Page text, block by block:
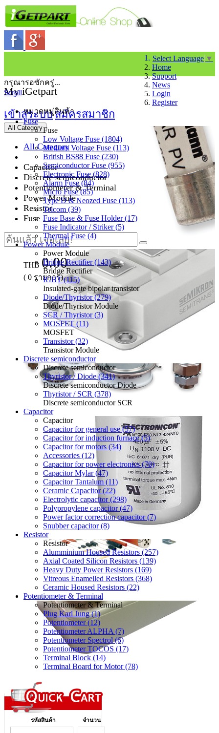
Select Language ▼
Home
Support
News
Login
Register
My iGetpart
เข้าสู่ระบบสมัครสมาชิก
All Category
All Category
Capacitor
Discrete semiconductor
Potentiometer & Terminal
Power Module
Resistor
Fuse
THB 0.00
( 0 รายการ)
กรุณารอซักครู่...
Scroll
หมวดหมู่สินค้า
Fuse
Fuse
Low Voltage Fuse (1804)
Medium Voltage Fuse (113)
British BS88 Fuse (230)
Semiconductor Fuse (955)
Electronic Fuse (828)
Alarm Fuse (84)
Micro Fuse (85)
Type D & Neozed Fuse (113)
Telcom (39)
Fuse Base & Fuse Holder (17)
Fuse Indicator / Striker (5)
Thermal Fuse (4)
Power Module
Power Module
Bridge Rectifier (143)
Bridge Rectifier
IGBT (115)
Insulated-gate bipolar transistor
Diode/Thyristor (279)
Diode/Thyristor Module
SCR / Thyristor (3)
MOSFET (11)
MOSFET
Transistor (32)
Transistor Module
Discrete semiconductor
Discrete semiconductor
Thyristor / Diode (341)
Discrete semiconductor Diode
Thyristor / SCR (378)
Discrete semiconductor SCR
Capacitor
Capacitor
Capacitor for general use (57)
Capacitor for induction furnace (5)
Capacitor for motors (34)
Accessories (12)
Capacitor for power electronics (70)
Capacitor Mylar (47)
Capacitor Tantalum (11)
Ceramic Capacitor (22)
Electrolytic capacitor (298)
Polypropylene capacitor (47)
Power factor correction capacitor (7)
Snubber capacitor (8)
Resistor
Resistor
Alumminium Housed Resistors (257)
Axial Coated Silicon Resistors (139)
Heavy Duty Power Resistors (169)
Vitreous Enamelled Resistors (368)
Ceramic Housed Resistors (22)
Potentiometer & Terminal
Potentiometer & Terminal
Plug Karl Jung (1)
Potentiometer (12)
Potentiometer ALPHA (7)
Potentiometer Spectrol (6)
Potentiometer TOCOS (17)
Terminal Block (14)
Terminal Board for Motor (78)
รหัสสินค้า จำนวน